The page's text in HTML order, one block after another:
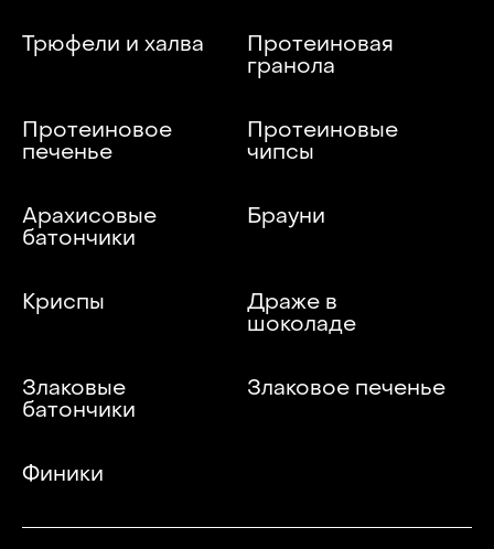
Трюфели и халва
Протеиновая
гранола
Протеиновое
печенье
Протеиновые
чипсы
Арахисовые
батончики
Брауни
Криспы
Драже в
шоколаде
Злаковые
батончики
Злаковое печенье
Финики